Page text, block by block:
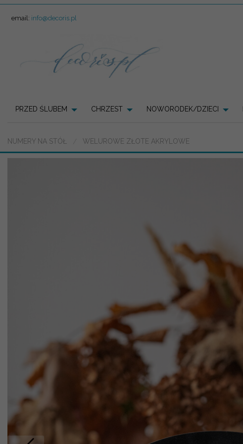
email: info@decoris.pl
PRZED ŚLUBEM CHRZEST NOWORODEK/DZIECI
NUMERY NA STÓŁ WELUROWE ZŁOTE AKRYLOWE